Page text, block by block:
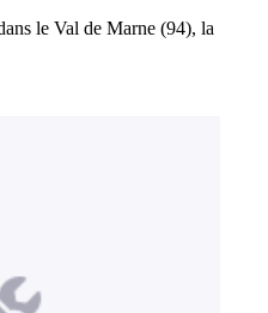
le Val de Marne (94), la